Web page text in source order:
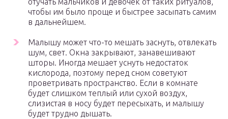
чтобы им было проще и быстрее засыпать самим
в дальнейшем.
Малышу может что-то мешать заснуть, отвлекать
шум, свет. Окна закрывают, занавешивают
шторы. Иногда мешает уснуть недостаток
кислорода, поэтому перед сном советуют
проветривать пространство. Если в комнате
будет слишком теплый или сухой воздух,
слизистая в носу будет пересыхать, и малышу
будет трудно дышать.